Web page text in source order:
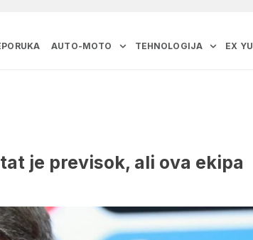
AUTO-MOTO TEHNOLOGIJA EX YU
je previsok, ali ova ekipa